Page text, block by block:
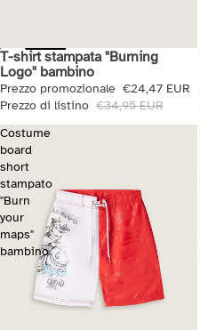
Saldi
T-shirt stampata "Burning
Logo" bambino
Prezzo promozionale €24,47 EUR
Prezzo di listino €34,95 EUR
Costume
board
short
stampato
"Burn
your
maps"
bambino